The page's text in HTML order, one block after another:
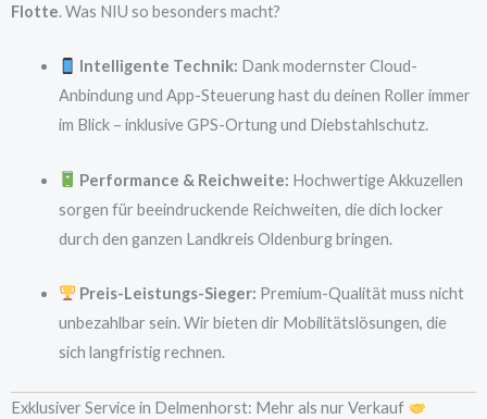
Flotte. Was NIU so besonders macht?
Intelligente Technik: Dank modernster Cloud-
Anbindung und App-Steuerung hast du deinen Roller immer
im Blick – inklusive GPS-Ortung und Diebstahlschutz.
Performance & Reichweite: Hochwertige Akkuzellen
sorgen für beeindruckende Reichweiten, die dich locker
durch den ganzen Landkreis Oldenburg bringen.
Preis-Leistungs-Sieger: Premium-Qualität muss nicht
unbezahlbar sein. Wir bieten dir Mobilitätslösungen, die
sich langfristig rechnen.
Exklusiver Service in Delmenhorst: Mehr als nur Verkauf